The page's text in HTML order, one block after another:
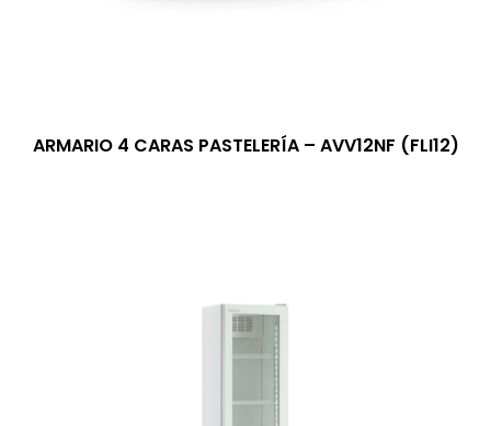
ARMARIO 4 CARAS PASTELERÍA – AVV12NF (FLI12)